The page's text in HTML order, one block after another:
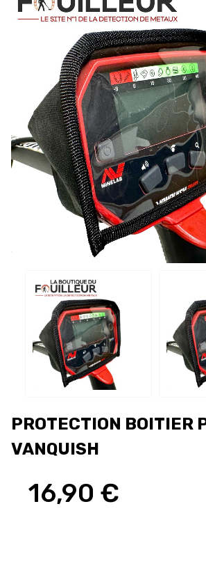
PROTECTION BOITIER
VANQUISH
16,90 €